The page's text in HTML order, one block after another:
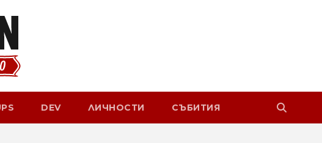
DEV ЛИЧНОСТИ СЪБИТИЯ